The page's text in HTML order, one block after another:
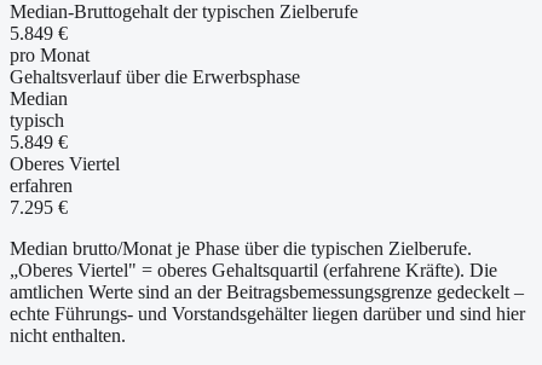
Median-Bruttogehalt der typischen Zielberufe
5.849 €
pro Monat
Gehaltsverlauf über die Erwerbsphase
Median
typisch
5.849 €
Oberes Viertel
erfahren
7.295 €
Median brutto/Monat je Phase über die typischen Zielberufe.
„Oberes Viertel" = oberes Gehaltsquartil (erfahrene Kräfte). Die
amtlichen Werte sind an der Beitragsbemessungsgrenze gedeckelt –
echte Führungs- und Vorstandsgehälter liegen darüber und sind hier
nicht enthalten.